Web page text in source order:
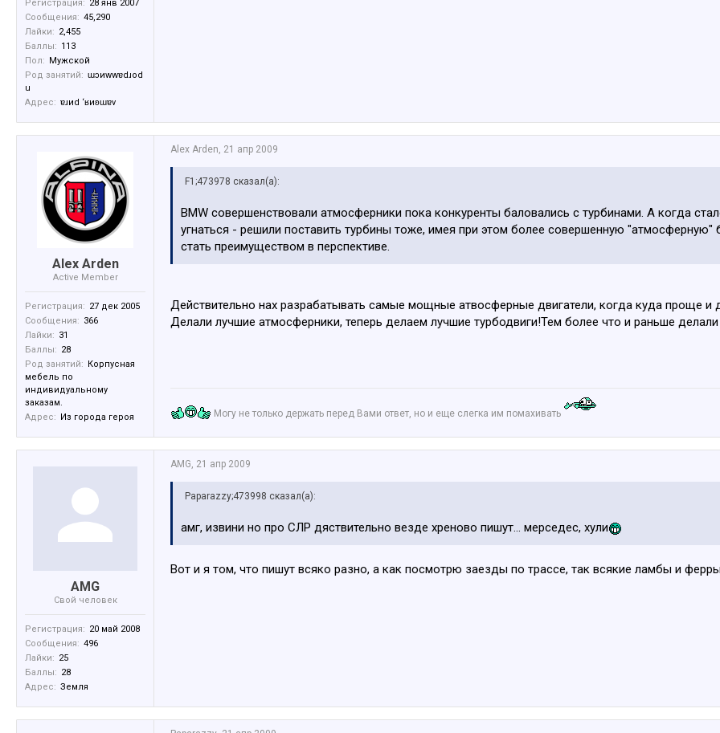
Регистрация: 28 янв 2007
Сообщения: 45,290
Лайки: 2,455
Баллы: 113
Пол:
Мужской
Род занятий: ɯɔиwwɐdɹоd
u
Адрес: ɐɹиd ‘ʁиʚɯɐv
Alex Arden
Active Member
Регистрация: 27 дек 2005
Сообщения: 366
Лайки: 31
Баллы: 28
Род занятий:
Корпусная
мебель по
индивидуальному
заказам.
Адрес:
Из города героя
Alex Arden, 21 апр 2009
F1;473978 сказал(а):
BMW совершенствовали атмосферники пока конкуренты баловались с турбинами. А когда
угнаться - решили поставить турбины тоже, имея при этом более совершенную "атмосферную"
стать преимуществом в перспективе.
Действительно нах разрабатывать самые мощные атвосферные двигатели, когда куда проще и
Делали лучшие атмосферники, теперь делаем лучшие турбодвиги!Тем более что и раньше
Могу не только держать перед Вами ответ, но и еще слегка им помахивать
AMG
Свой человек
Регистрация: 20 май 2008
Сообщения: 496
Лайки: 25
Баллы: 28
Адрес: Земля
AMG, 21 апр 2009
Paparazzy;473998 сказал(а):
амг, извини но про СЛР дяствительно везде хреново пишут... мерседес, хули
Вот и я том, что пишут всяко разно, а как посмотрю заезды по трассе, так всякие ламбы и